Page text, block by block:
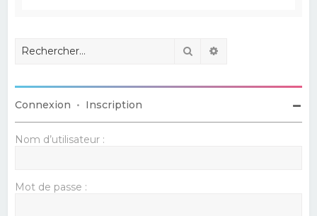
Rechercher
Connexion • Inscription
Nom d’utilisateur :
Mot de passe :